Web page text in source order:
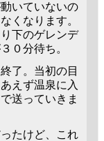
いていないの
くなります。
下のゲレンデ
０分待ち。
了。当初の目
えず温泉に入
送っていきま
たけど、これ